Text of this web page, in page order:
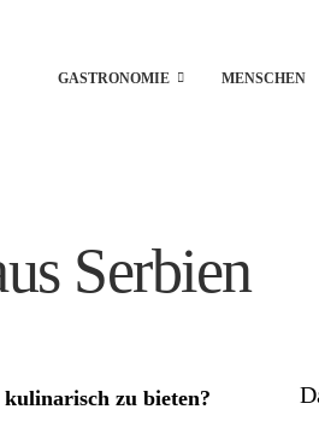
GASTRONOMIE MENSCHEN
Serbien
zu bieten?